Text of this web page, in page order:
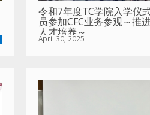
令和7年度TC学院入学仪
员参加CFC业务参观～推
人才培养～
April 30, 2025